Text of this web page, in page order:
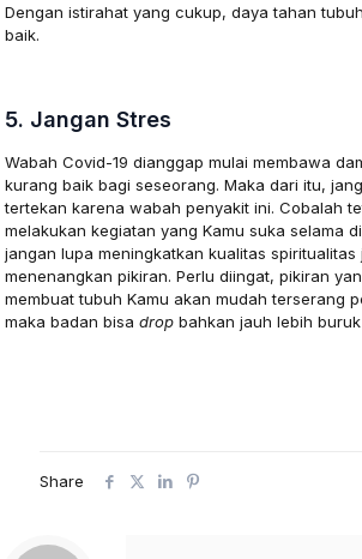
Dengan istirahat yang cukup, daya tahan
baik.
5. Jangan Stres
Wabah Covid-19 dianggap mulai membawa
kurang baik bagi seseorang. Maka dari itu,
tertekan karena wabah penyakit ini. Cobalah
melakukan kegiatan yang Kamu suka selama
jangan lupa meningkatkan kualitas spiritualitas
menenangkan pikiran. Perlu diingat, pikiran
membuat tubuh Kamu akan mudah terserang
maka badan bisadropbahkan jauh lebih
Share